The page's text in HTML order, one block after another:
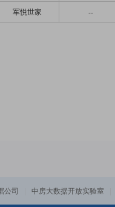
军悦世家 --
公司 中房大数据开放实验室